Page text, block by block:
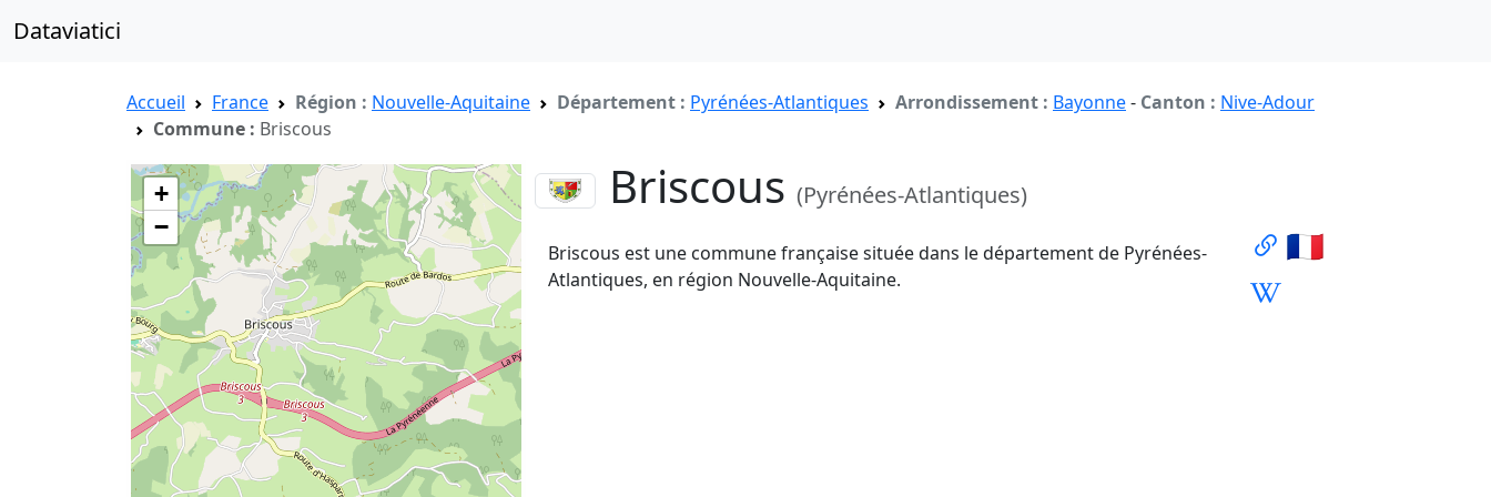
Dataviatici
Accueil France Région : Nouvelle-Aquitaine Département : Pyrénées-Atlantiques Arrondissement : Bayonne- Canton : Nive-Adour
Commune : Briscous
+
−
Briscous(Pyrénées-Atlantiques)
Briscous est une commune française située dans le département de Pyrénées-
Atlantiques, en région Nouvelle-Aquitaine.
🇫🇷